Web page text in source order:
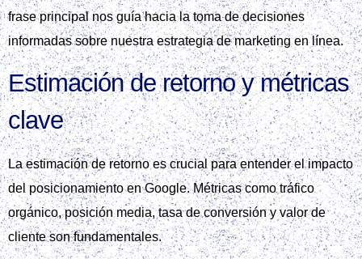
frase principal nos guía hacia la toma de decisiones
informadas sobre nuestra estrategia de marketing en línea.
Estimación de retorno y métricas
clave
La estimación de retorno es crucial para entender el impacto
del posicionamiento en Google. Métricas como tráfico
orgánico, posición media, tasa de conversión y valor de
cliente son fundamentales.